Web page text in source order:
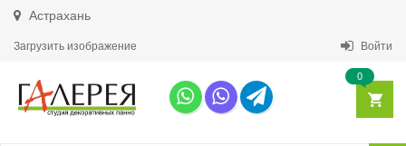
Астрахань
Загрузить изображение Войти
0